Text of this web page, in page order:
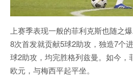
上赛季表现一般的菲利克斯也随之
8次首发就贡献5球2助攻，独造7个
球2助攻，均完胜格列兹曼。如今，
欧元，与梅西平起平坐。